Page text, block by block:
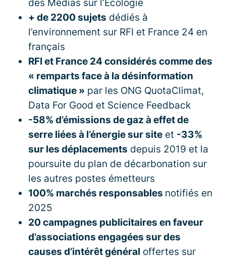
des Médias sur l’Ecologie
+ de 2200 sujets dédiés à
l’environnement sur RFI et France 24 en
français
RFI et France 24 considérés comme des
« remparts face à la désinformation
climatique » par les ONG QuotaClimat,
Data For Good et Science Feedback
-58% d’émissions de gaz à effet de
serre liées à l’énergie sur site et -33%
sur les déplacements depuis 2019 et la
poursuite du plan de décarbonation sur
les autres postes émetteurs
100% marchés responsables notifiés en
2025
20 campagnes publicitaires en faveur
d’associations engagées sur des
causes d’intérêt général offertes sur